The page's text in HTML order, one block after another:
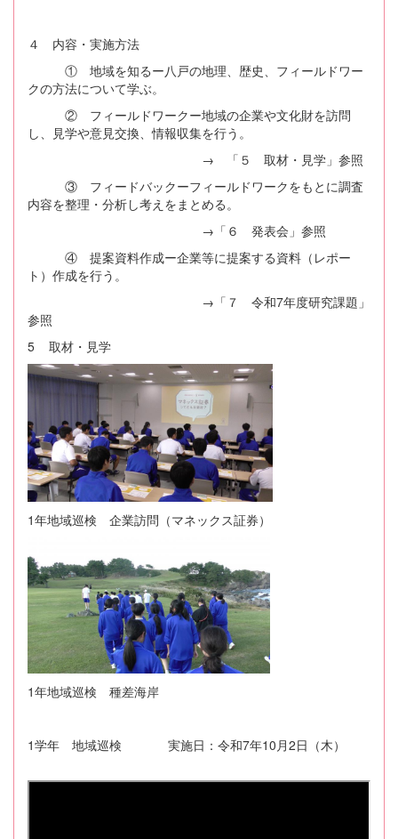
４ 内容・実施方法
① 地域を知るー八戸の地理、歴史、フィールドワー
クの方法について学ぶ。
② フィールドワークー地域の企業や文化財を訪問
し、見学や意見交換、情報収集を行う。
→ 「５ 取材・見学」参照
③ フィードバックーフィールドワークをもとに調査
内容を整理・分析し考えをまとめる。
→「６ 発表会」参照
④ 提案資料作成ー企業等に提案する資料（レポー
ト）作成を行う。
→「７ 令和7年度研究課題」
参照
5 取材・見学
1年地域巡検 企業訪問（マネックス証券）
1年地域巡検 種差海岸
1学年 地域巡検 実施日：令和7年10月2日（木）